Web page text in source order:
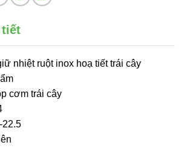
tiết
nhiệt ruột inox hoạ tiết trái cây
cơm trái cây
22.5